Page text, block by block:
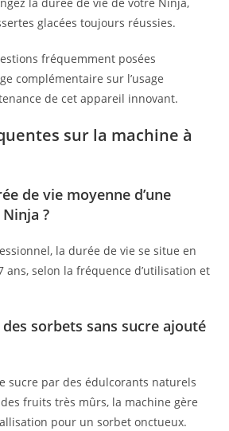
glacées toujours réussies.
fréquemment posées
complémentaire sur l’usage
de cet appareil innovant.
sur la machine à
de vie moyenne d’une
?
la durée de vie se situe en
ans, selon la fréquence d’utilisation et
sorbets sans sucre ajouté
sucre par des édulcorants naturels
fruits très mûrs, la machine gère
pour un sorbet onctueux.